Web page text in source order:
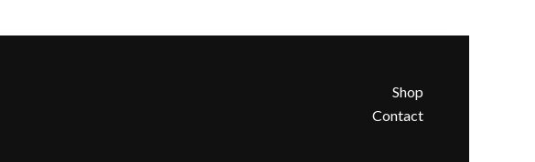
Shop
Contact